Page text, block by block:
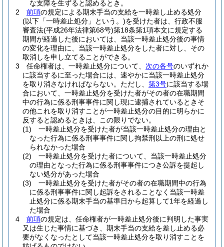
な支障を生ずると認めるとき。
2
前項の規定による期末手当の支給を一時差し止める処分
(以下「一時差止処分」という。)を受けた者は、行政不服
審査法(平成26年法律第68号)第18条第1項本文に規定する
期間が経過した後においては、当該一時差止処分後の事情
の変化を理由に、当該一時差止処分をした者に対し、その
取消しを申し立てることができる。
3
任命権者は、一時差止処分について、 次の各号のいずれか
に該当するに至った場合には、速やかに当該一時差止処分
を取り消さなければならない。 ただし、 第3号に該当する場
合において、一時差止処分を受けた者がその者の在職期間
中の行為に係る刑事事件に関し現に逮捕されているときそ
の他これを取り消すことが一時差止処分の目的に明らかに
反すると認めるときは、この限りでない。
(1)
一時差止処分を受けた者が当該一時差止処分の理由と
なった行為に係る刑事事件に関し拘禁刑以上の刑に処せ
られなかった場合
(2)
一時差止処分を受けた者について、当該一時差止処分
の理由となった行為に係る刑事事件につき公訴を提起し
ない処分があった場合
(3)
一時差止処分を受けた者がその者の在職期間中の行為
に係る刑事事件に関し起訴をされることなく当該一時差
止処分に係る期末手当の基準日から起算して1年を経過し
た場合
4
前項の規定は、任命権者が一時差止処分後に判明した事実
又は生じた事情に基づき、期末手当の支給を差し止める必
要がなくなったとして当該一時差止処分を取り消すことを